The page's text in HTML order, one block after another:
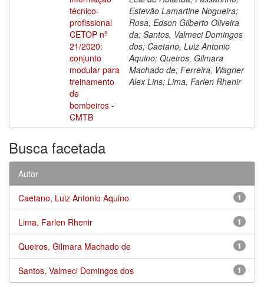
técnico-
profissional
CETOP nº
21/2020:
conjunto
modular para
treinamento
de
bombeiros -
CMTB
Estevão Lamartine Nogueira;
Rosa, Edson Gilberto Oliveira
da; Santos, Valmeci Domingos
dos; Caetano, Luiz Antonio
Aquino; Queiros, Gilmara
Machado de; Ferreira, Wagner
Alex Lins; Lima, Farlen Rhenir
Busca facetada
Autor
1
Caetano, Luiz Antonio Aquino
1
Lima, Farlen Rhenir
1
Queiros, Gilmara Machado de
1
Santos, Valmeci Domingos dos